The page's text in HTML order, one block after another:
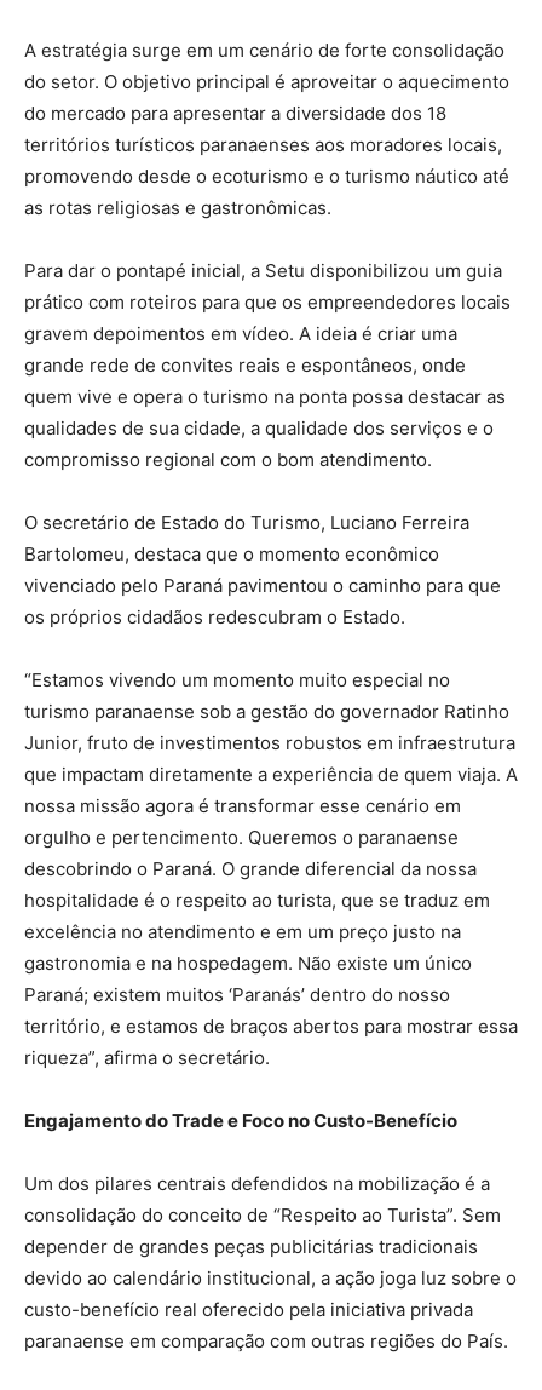
A estratégia surge em um cenário de forte consolidação
do setor. O objetivo principal é aproveitar o aquecimento
do mercado para apresentar a diversidade dos 18
territórios turísticos paranaenses aos moradores locais,
promovendo desde o ecoturismo e o turismo náutico até
as rotas religiosas e gastronômicas.
Para dar o pontapé inicial, a Setu disponibilizou um guia
prático com roteiros para que os empreendedores locais
gravem depoimentos em vídeo. A ideia é criar uma
grande rede de convites reais e espontâneos, onde
quem vive e opera o turismo na ponta possa destacar as
qualidades de sua cidade, a qualidade dos serviços e o
compromisso regional com o bom atendimento.
O secretário de Estado do Turismo, Luciano Ferreira
Bartolomeu, destaca que o momento econômico
vivenciado pelo Paraná pavimentou o caminho para que
os próprios cidadãos redescubram o Estado.
“Estamos vivendo um momento muito especial no
turismo paranaense sob a gestão do governador Ratinho
Junior, fruto de investimentos robustos em infraestrutura
que impactam diretamente a experiência de quem viaja. A
nossa missão agora é transformar esse cenário em
orgulho e pertencimento. Queremos o paranaense
descobrindo o Paraná. O grande diferencial da nossa
hospitalidade é o respeito ao turista, que se traduz em
excelência no atendimento e em um preço justo na
gastronomia e na hospedagem. Não existe um único
Paraná; existem muitos ‘Paranás’ dentro do nosso
território, e estamos de braços abertos para mostrar essa
riqueza”, afirma o secretário.
Engajamento do Trade e Foco no Custo-Benefício
Um dos pilares centrais defendidos na mobilização é a
consolidação do conceito de “Respeito ao Turista”. Sem
depender de grandes peças publicitárias tradicionais
devido ao calendário institucional, a ação joga luz sobre o
custo-benefício real oferecido pela iniciativa privada
paranaense em comparação com outras regiões do País.